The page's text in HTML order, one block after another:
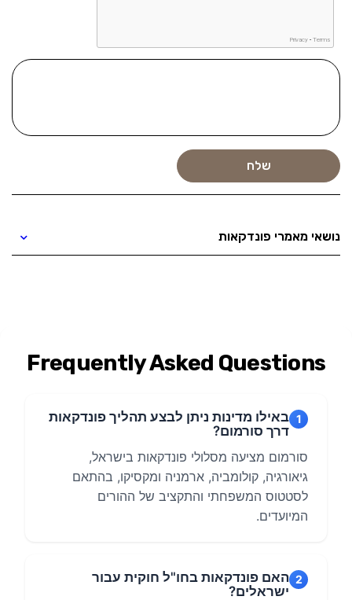
נושאי מאמרי פונדקאות
Frequently Asked Questions
1 באילו מדינות ניתן לבצע תהליך פונדקאות
דרך סורמום?
סורמום מציעה מסלולי פונדקאות בישראל,
גיאורגיה, קולומביה, ארמניה ומקסיקו, בהתאם
לסטטוס המשפחתי והתקציב של ההורים
המיועדים.
2 האם פונדקאות בחו"ל חוקית עבור
ישראלים?